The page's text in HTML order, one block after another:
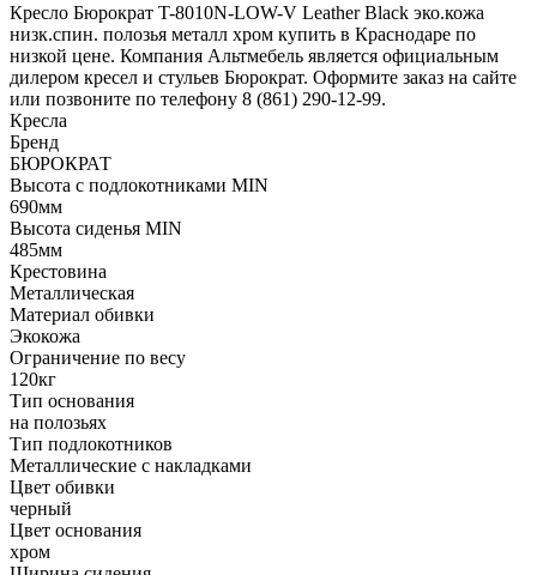
Кресло Бюрократ T-8010N-LOW-V Leather Black эко.кожа
низк.спин. полозья металл хром купить в Краснодаре по
низкой цене. Компания Альтмебель является официальным
дилером кресел и стульев Бюрократ. Оформите заказ на сайте
или позвоните по телефону 8 (861) 290-12-99.
Кресла
Бренд
БЮРОКРАТ
Высота с подлокотниками MIN
690мм
Высота сиденья MIN
485мм
Крестовина
Металлическая
Материал обивки
Экокожа
Ограничение по весу
120кг
Тип основания
на полозьях
Тип подлокотников
Металлические с накладками
Цвет обивки
черный
Цвет основания
хром